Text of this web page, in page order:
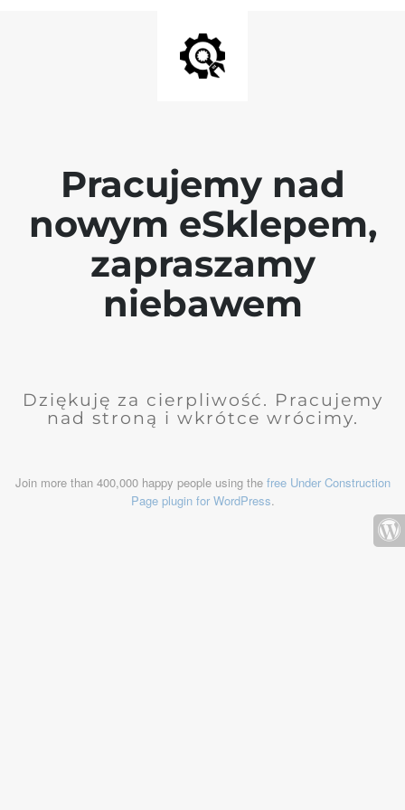
Pracujemy nad
nowym eSklepem,
zapraszamy
niebawem
Dziękuję za cierpliwość. Pracujemy
nad stroną i wkrótce wrócimy.
Join more than 400,000 happy people using the free Under Construction
Page plugin for WordPress.